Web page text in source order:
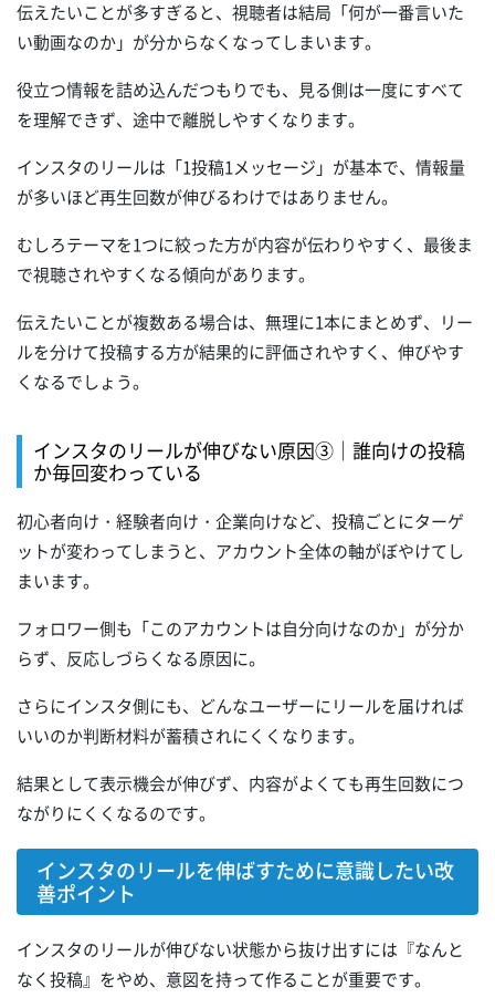
伝えたいことが多すぎると、視聴者は結局「何が一番言いた
い動画なのか」が分からなくなってしまいます。
役立つ情報を詰め込んだつもりでも、見る側は一度にすべて
を理解できず、途中で離脱しやすくなります。
インスタのリールは「1投稿1メッセージ」が基本で、情報量
が多いほど再生回数が伸びるわけではありません。
むしろテーマを1つに絞った方が内容が伝わりやすく、最後ま
で視聴されやすくなる傾向があります。
伝えたいことが複数ある場合は、無理に1本にまとめず、リー
ルを分けて投稿する方が結果的に評価されやすく、伸びやす
くなるでしょう。
インスタのリールが伸びない原因③｜誰向けの投稿
か毎回変わっている
初心者向け・経験者向け・企業向けなど、投稿ごとにターゲ
ットが変わってしまうと、アカウント全体の軸がぼやけてし
まいます。
フォロワー側も「このアカウントは自分向けなのか」が分か
らず、反応しづらくなる原因に。
さらにインスタ側にも、どんなユーザーにリールを届ければ
いいのか判断材料が蓄積されにくくなります。
結果として表示機会が伸びず、内容がよくても再生回数につ
ながりにくくなるのです。
インスタのリールを伸ばすために意識したい改
善ポイント
インスタのリールが伸びない状態から抜け出すには『なんと
なく投稿』をやめ、意図を持って作ることが重要です。